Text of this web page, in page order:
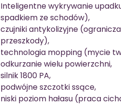
Inteligentne wykrywanie
spadkiem ze schodów),
czujniki antykolizyjne
przeszkody),
technologia mopping (mycie
odkurzanie wielu powierzchni,
silnik 1800 PA,
podwójne szczotki ssące,
niski poziom hałasu (praca